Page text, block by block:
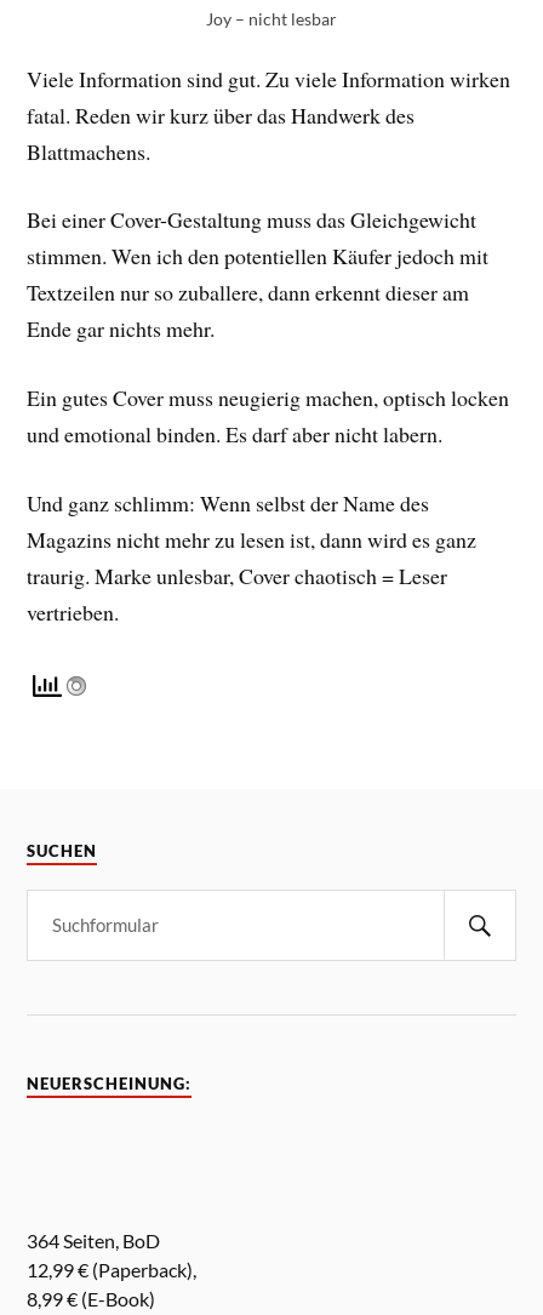
Joy – nicht lesbar
Viele Information sind gut. Zu viele Information wirken
fatal. Reden wir kurz über das Handwerk des
Blattmachens.
Bei einer Cover-Gestaltung muss das Gleichgewicht
stimmen. Wen ich den potentiellen Käufer jedoch mit
Textzeilen nur so zuballere, dann erkennt dieser am
Ende gar nichts mehr.
Ein gutes Cover muss neugierig machen, optisch locken
und emotional binden. Es darf aber nicht labern.
Und ganz schlimm: Wenn selbst der Name des
Magazins nicht mehr zu lesen ist, dann wird es ganz
traurig. Marke unlesbar, Cover chaotisch = Leser
vertrieben.
SUCHEN
NEUERSCHEINUNG:
364 Seiten, BoD
12,99 € (Paperback),
8,99 € (E-Book)